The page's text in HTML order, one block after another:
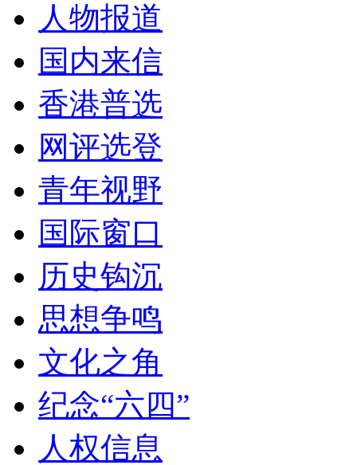
人物报道
国内来信
香港普选
网评选登
青年视野
国际窗口
历史钩沉
思想争鸣
文化之角
纪念“六四”
人权信息